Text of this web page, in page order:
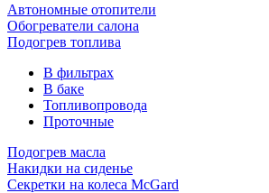
Автономные отопители
Обогреватели салона
Подогрев топлива
В фильтрах
В баке
Топливопровода
Проточные
Подогрев масла
Накидки на сиденье
Секретки на колеса McGard